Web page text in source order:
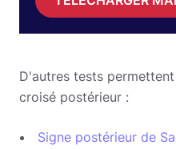
D'autres tests
croisé postérieur :
Signe postérieur de